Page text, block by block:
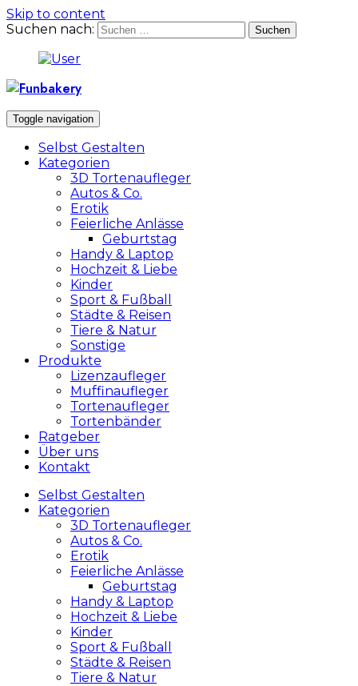
Skip to content
Suchen nach:
Toggle navigation
Selbst Gestalten
Kategorien
3D Tortenaufleger
Autos & Co.
Erotik
Feierliche Anlässe
Geburtstag
Handy & Laptop
Hochzeit & Liebe
Kinder
Sport & Fußball
Städte & Reisen
Tiere & Natur
Sonstige
Produkte
Lizenzaufleger
Muffinaufleger
Tortenaufleger
Tortenbänder
Ratgeber
Über uns
Kontakt
Selbst Gestalten
Kategorien
3D Tortenaufleger
Autos & Co.
Erotik
Feierliche Anlässe
Geburtstag
Handy & Laptop
Hochzeit & Liebe
Kinder
Sport & Fußball
Städte & Reisen
Tiere & Natur